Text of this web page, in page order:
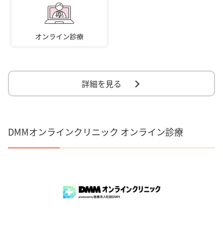
詳細を見る
DMMオンラインクリニック オンライン診療